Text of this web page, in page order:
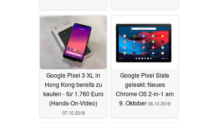
Google Pixel 3 XL in
Hong Kong bereits zu
kaufen - für 1.760 Euro
(Hands-On-Video)
07.10.2018
Google Pixel Slate
geleakt: Neues
Chrome OS 2-in-1 am
9. Oktober 06.10.2018